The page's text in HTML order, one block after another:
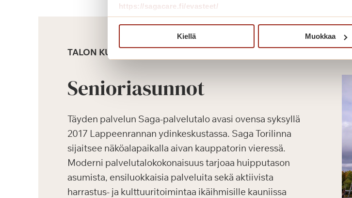
https://sagacare.fi/evasteet/
Kiellä Muokkaa
TALON KUVAUS
Senioriasunnot
Täyden palvelun Saga-palvelutalo avasi ovensa syksyllä
2017 Lappeenrannan ydinkeskustassa. Saga Torilinna
sijaitsee näköalapaikalla aivan kauppatorin vieressä.
Moderni palvelutalokokonaisuus tarjoaa huipputason
asumista, ensiluokkaisia palveluita sekä aktiivista
harrastus- ja kulttuuritoimintaa ikäihmisille kauniissa